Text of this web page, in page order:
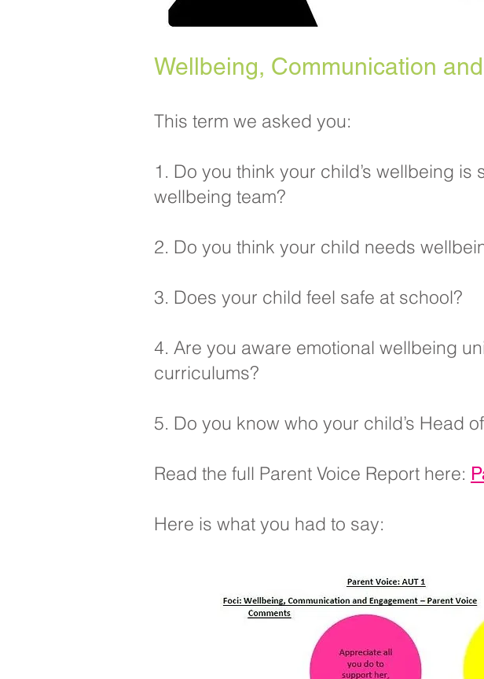
Wellbeing, Communication
This term we asked you:
1. Do you think your child’s wellbeing
wellbeing team?
2. Do you think your child needs
3. Does your child feel safe at school?
4. Are you aware emotional wellbeing
curriculums?
5. Do you know who your child’s Head
Read the full Parent Voice Report here:
Here is what you had to say: